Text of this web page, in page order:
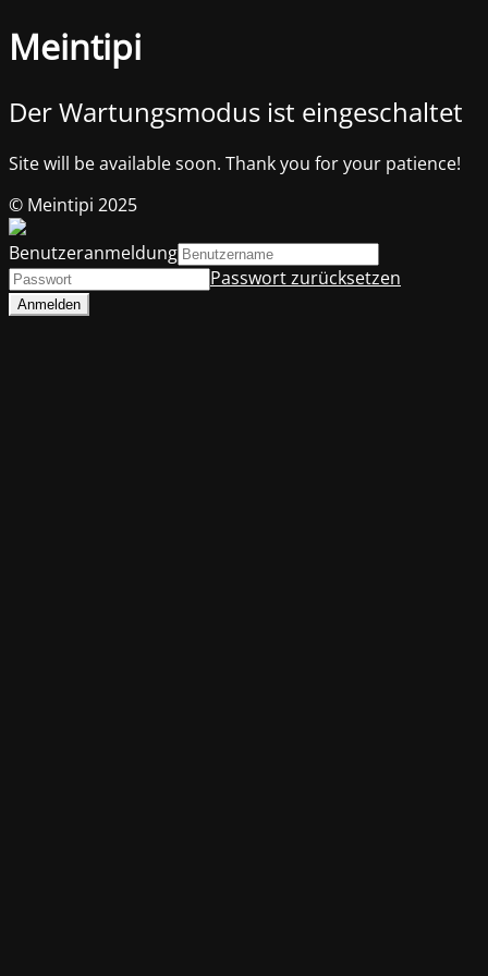
Meintipi
Der Wartungsmodus ist eingeschaltet
Site will be available soon. Thank you for your patience!
© Meintipi 2025
Benutzeranmeldung
Passwort zurücksetzen